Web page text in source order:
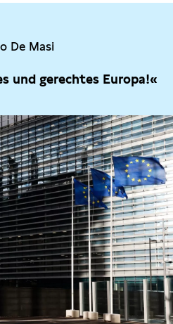
De Masi
und gerechtes Europa!«